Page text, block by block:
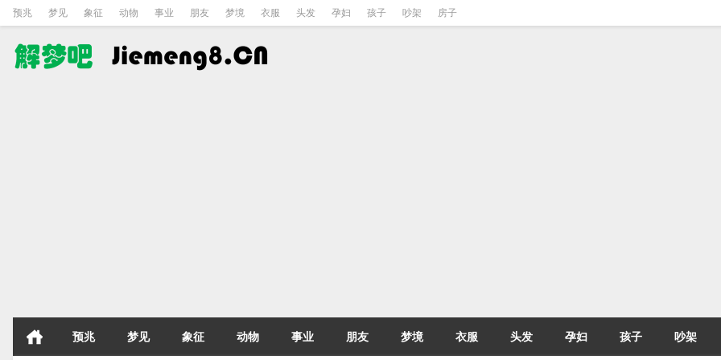
预兆 梦见 象征 动物 事业 朋友 梦境 衣服 头发 孕妇 孩子 吵架 房子
预兆 梦见 象征 动物 事业 朋友 梦境 衣服 头发 孕妇 孩子 吵架